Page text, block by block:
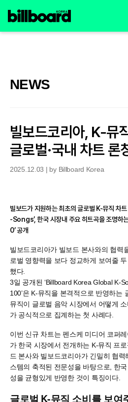
NEWS
빌보드코리아, K-뮤
글로벌·국내 차트 론
2025.12.03 | by Billboard Korea
빌보드가 지원하는 최초의 글로벌 K-뮤직
-Songs’, 한국 시장내 주요 히트곡을 조명
0’ 공개
빌보드코리아가 빌보드 본사와의 협력
로벌 영향력을 보다 정교하게 보여줄
했다.
3일 공개된 ‘Billboard Korea Global K-
100’은 K-뮤직을 본격적으로 반영하는
뮤직이 글로벌 음악 시장에서 어떻게
가 공식적으로 집계하는 첫 사례다.
이번 신규 차트는 펜스케 미디어 코퍼
가 한국 시장에서 전개하는 K-뮤직 프
드 본사와 빌보드코리아가 긴밀히 협
스템의 축적된 전문성을 바탕으로, 한
성을 균형있게 반영한 것이 특징이다.
글로벌 K-뮤직 소비를보여